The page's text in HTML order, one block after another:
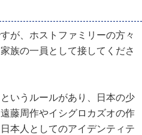
が、ホストファミリーの方々
族の一員として接してくださ
いうルールがあり、日本の少
藤周作やイシグロカズオの作
本人としてのアイデンティテ